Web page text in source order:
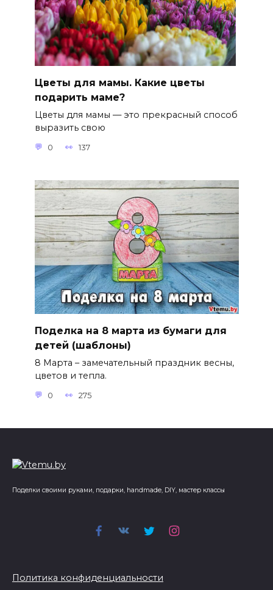
Цветы для мамы. Какие цветы
подарить маме?
Цветы для мамы — это прекрасный способ
выразить свою
0 137
Поделка на 8 марта из бумаги для
детей (шаблоны)
8 Марта – замечательный праздник весны,
цветов и тепла.
0 275
Поделки своими руками, подарки, handmade, DIY, мастер классы
Политика конфиденциальности